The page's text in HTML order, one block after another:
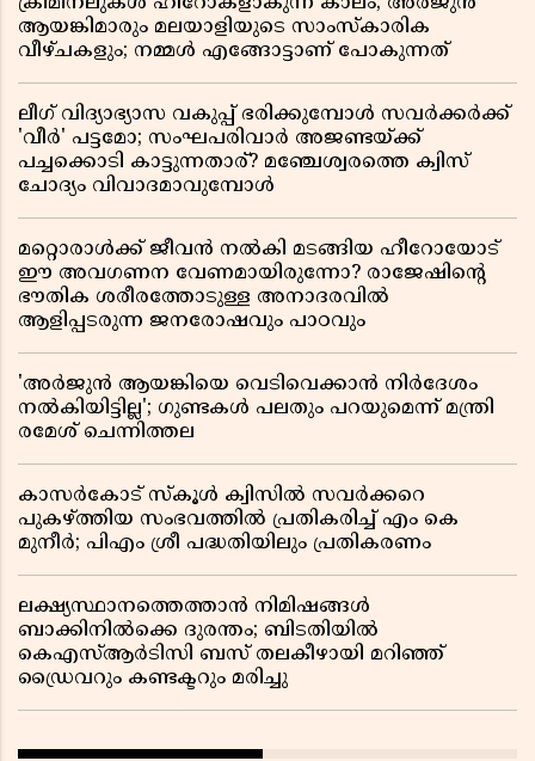
ആയങ്കിമാരും മലയാളിയുടെ സാംസ്കാരിക
വീഴ്ചകളും; നമ്മൾ എങ്ങോട്ടാണ് പോകുന്നത്
ലീഗ് വിദ്യാഭ്യാസ വകുപ്പ് ഭരിക്കുമ്പോൾ സവർക്കർക്ക്
'വീർ' പട്ടമോ; സംഘപരിവാർ അജണ്ടയ്ക്ക്
പച്ചക്കൊടി കാട്ടുന്നതാര്? മഞ്ചേശ്വരത്തെ ക്വിസ്
ചോദ്യം വിവാദമാവുമ്പോൾ
മറ്റൊരാൾക്ക് ജീവൻ നൽകി മടങ്ങിയ ഹീറോയോട്
ഈ അവഗണന വേണമായിരുന്നോ? രാജേഷിൻ്റെ
ഭൗതിക ശരീരത്തോടുള്ള അനാദരവിൽ
ആളിപ്പടരുന്ന ജനരോഷവും പാഠവും
'അർജുൻ ആയങ്കിയെ വെടിവെക്കാൻ നിർദേശം
നൽകിയിട്ടില്ല'; ഗുണ്ടകൾ പലതും പറയുമെന്ന് മന്ത്രി
രമേശ് ചെന്നിത്തല
കാസർകോട് സ്കൂൾ ക്വിസിൽ സവർക്കറെ
പുകഴ്ത്തിയ സംഭവത്തിൽ പ്രതികരിച്ച് എം കെ
മുനീർ; പിഎം ശ്രീ പദ്ധതിയിലും പ്രതികരണം
ലക്ഷ്യസ്ഥാനത്തെത്താൻ നിമിഷങ്ങൾ
ബാക്കിനിൽക്കെ ദുരന്തം; ബിടതിയിൽ
കെഎസ്ആർടിസി ബസ് തലകീഴായി മറിഞ്ഞ്
ഡ്രൈവറും കണ്ടക്ടറും മരിച്ചു